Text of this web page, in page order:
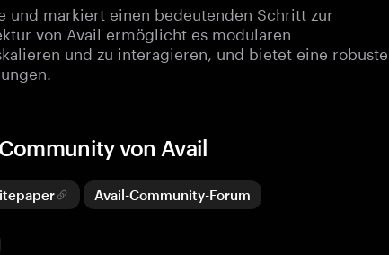
und markiert einen bedeutenden Schritt zur
von Avail ermöglicht es modularen
und zu interagieren, und bietet eine robuste
von Avail
Avail-Community-Forum